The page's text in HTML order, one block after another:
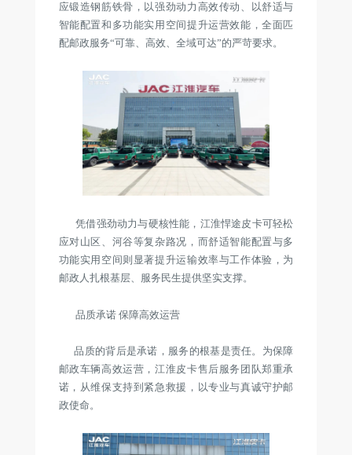
应锻造钢筋铁骨，以强劲动力高效传动、以舒适与
智能配置和多功能实用空间提升运营效能，全面匹
配邮政服务“可靠、高效、全域可达”的严苛要求。
凭借强劲动力与硬核性能，江淮悍途皮卡可轻松
应对山区、河谷等复杂路况，而舒适智能配置与多
功能实用空间则显著提升运输效率与工作体验，为
邮政人扎根基层、服务民生提供坚实支撑。
品质承诺 保障高效运营
品质的背后是承诺，服务的根基是责任。为保障
邮政车辆高效运营，江淮皮卡售后服务团队郑重承
诺，从维保支持到紧急救援，以专业与真诚守护邮
政使命。